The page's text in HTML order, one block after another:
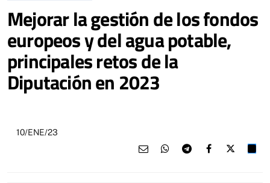
Mejorar la gestión de los fondos
europeos y del agua potable,
principales retos de la
Diputación en 2023
10/ENE/23